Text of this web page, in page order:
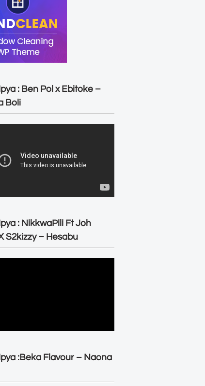
: Ben Pol x Ebitoke –
Boli
: NikkwaPili Ft Joh
S2kizzy – Hesabu
:Beka Flavour – Naona